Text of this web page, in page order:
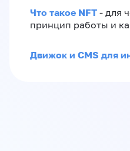
Что такое NFT - для
принцип работы и
Движок и CMS для